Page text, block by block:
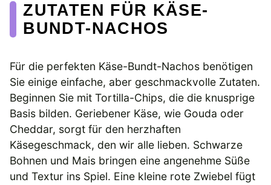
ZUTATEN FÜR KÄSE-
BUNDT-NACHOS
Für die perfekten Käse-Bundt-Nachos benötigen
Sie einige einfache, aber geschmackvolle Zutaten.
Beginnen Sie mit Tortilla-Chips, die die knusprige
Basis bilden. Geriebener Käse, wie Gouda oder
Cheddar, sorgt für den herzhaften
Käsegeschmack, den wir alle lieben. Schwarze
Bohnen und Mais bringen eine angenehme Süße
und Textur ins Spiel. Eine kleine rote Zwiebel fügt